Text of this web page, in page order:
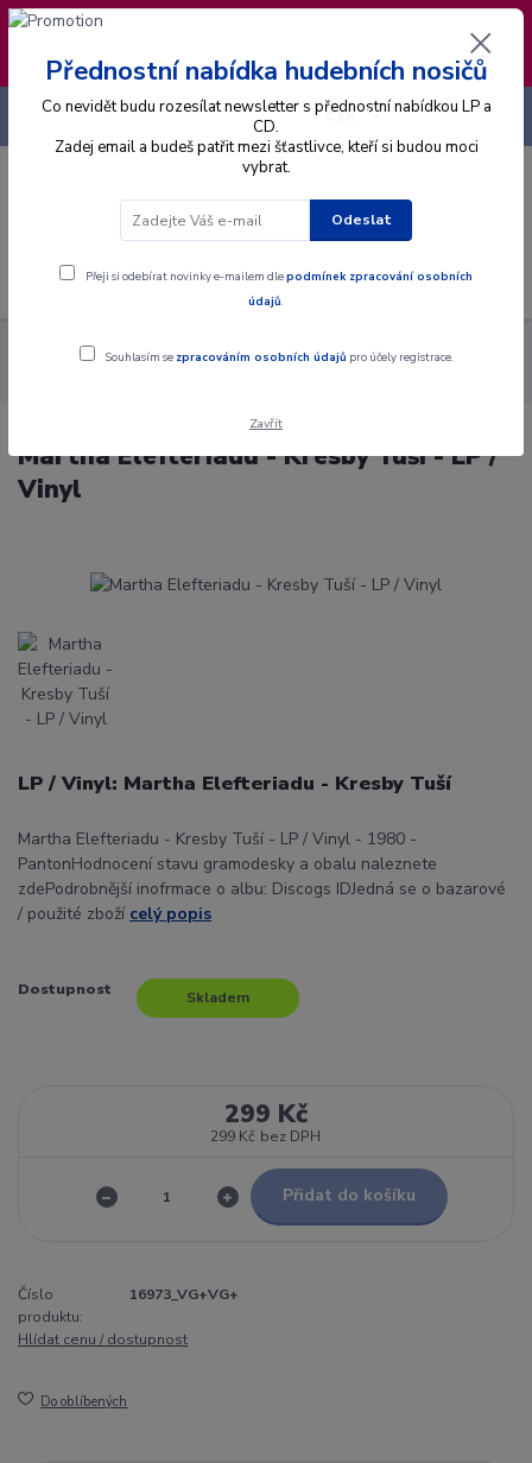
❣️ Od 4.8. do 13.8. čerpám dovolenou. Datum
expedice objednávek se posouvá na pátek
14.8.2026 🐋
Menu
CZK
+420 725 736 293
Alba Gramodesky
Martha Elefteriadu - Kresby Tuší - LP /
Martha Elefteriadu - Kresby Tuší - LP /
Vinyl
LP / Vinyl: Martha Elefteriadu - Kresby Tuší
Martha Elefteriadu - Kresby Tuší - LP / Vinyl - 1980 -
PantonHodnocení stavu gramodesky a obalu naleznete
zdePodrobnější inofrmace o albu: Discogs IDJedná se o bazarové
/ použité zboží celý popis
Dostupnost Skladem
299 Kč
299 Kč bez DPH
Přidat do košíku
Číslo
produktu:
16973_VG+VG+
Hlídat cenu / dostupnost
Do oblíbených
Přednostní nabídka hudebních nosičů
Co nevidět budu rozesílat newsletter s přednostní nabídkou LP a
CD.
Zadej email a budeš patřit mezi šťastlivce, kteří si budou moci
vybrat.
Odeslat
Přeji si odebírat novinky e-mailem dlepodmínek zpracování osobních
údajů.
Souhlasím se zpracováním osobních údajů pro účely registrace.
Zavřít